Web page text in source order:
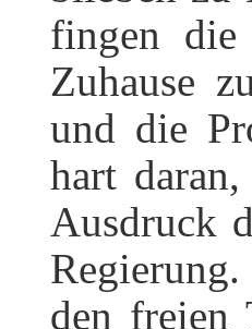
fingen die
Zuhause
und die
hart
Ausdruck
den freien